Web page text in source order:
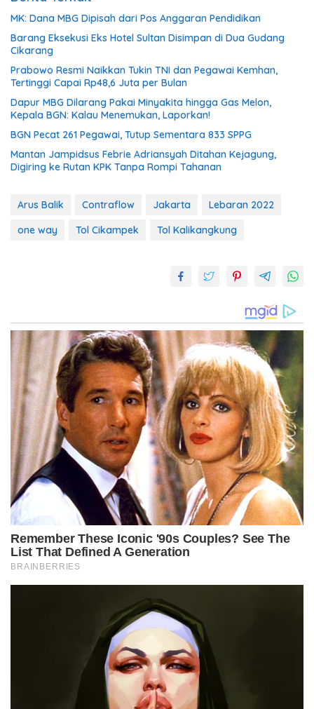
MK: Dana MBG Dipisah dari Pos Anggaran Pendidikan
Barang Eksekusi Eks Hotel Sultan Disimpan di Dua Gudang
Cikarang
Prabowo Resmi Naikkan Tukin TNI dan Pegawai Kemhan,
Tertinggi Capai Rp48,6 Juta per Bulan
Dapur MBG Dilarang Pakai Minyakita hingga Gas Melon,
Kepala BGN: Kalau Menemukan, Laporkan!
BGN Pecat 261 Pegawai, Tutup Sementara 833 SPPG
Mantan Jampidsus Febrie Adriansyah Ditahan Kejagung,
Digiring ke Rutan KPK Tanpa Rompi Tahanan
Arus Balik Contraflow Jakarta
Lebaran 2022
one way
Tol Cikampek Tol Kalikangkung